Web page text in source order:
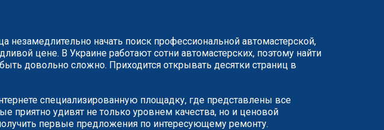
незамедлительно начать поиск профессиональной автомастерской,
цене. В Украине работают сотни автомастерских, поэтому найти
довольно сложно. Приходится открывать десятки страниц в
специализированную площадку, где представлены все
приятно удивят не только уровнем качества, но и ценовой
первые предложения по интересующему ремонту.